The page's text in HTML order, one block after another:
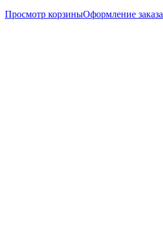
Просмотр корзиныОформление заказа